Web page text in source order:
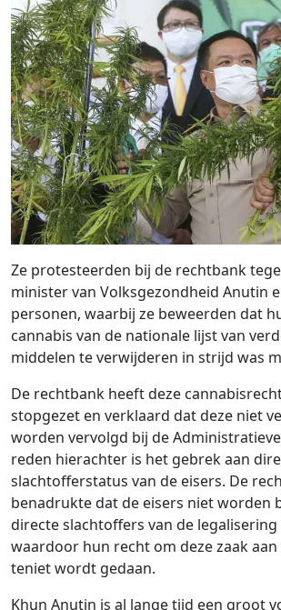
Ze protesteerden bij de rechtbank
minister van Volksgezondheid Anutin
personen, waarbij ze beweerden dat
cannabis van de nationale lijst van
middelen te verwijderen in strijd was
De rechtbank heeft deze
stopgezet en verklaard dat deze niet
worden vervolgd bij de
reden hierachter is het gebrek aan
slachtofferstatus van de eisers. De
benadrukte dat de eisers niet worden
directe slachtoffers van de legalisering
waardoor hun recht om deze zaak
teniet wordt gedaan.
Khun Anutin is al lange tijd een groot